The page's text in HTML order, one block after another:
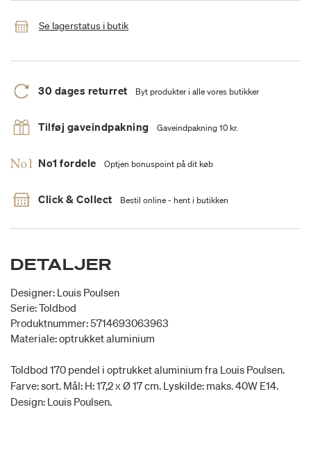
Se lagerstatus i butik
30 dages returret Byt produkter i alle vores butikker
Tilføj gaveindpakning Gaveindpakning 10 kr.
No1 fordele Optjen bonuspoint på dit køb
Click & Collect Bestil online - hent i butikken
DETALJER
Designer: Louis Poulsen
Serie: Toldbod
Produktnummer: 5714693063963
Materiale: optrukket aluminium
Toldbod 170 pendel i optrukket aluminium fra Louis Poulsen.
Farve: sort. Mål: H: 17,2 x Ø 17 cm. Lyskilde: maks. 40W E14.
Design: Louis Poulsen.